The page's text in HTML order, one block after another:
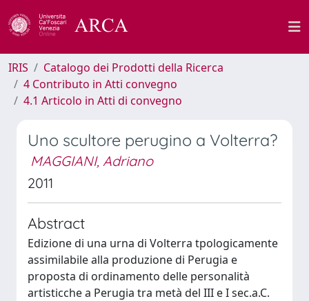
IRIS
Catalogo dei Prodotti della Ricerca
4 Contributo in Atti convegno
4.1 Articolo in Atti di convegno
Uno scultore perugino a Volterra?
MAGGIANI, Adriano
2011
Abstract
Edizione di una urna di Volterra tpologicamente
assimilabile alla produzione di Perugia e
proposta di ordinamento delle personalità
artisticche a Perugia tra metà del III e I sec.a.C.